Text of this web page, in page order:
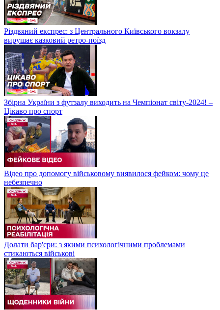
Різдвяний експрес: з Центрального Київського вокзалу
вирушає казковий ретро-поїзд
Збірна України з футзалу виходить на Чемпіонат світу-2024! –
Цікаво про спорт
Відео про допомогу військовому виявилося фейком: чому це
небезпечно
Долати бар'єри: з якими психологічними проблемами
стикаються військові